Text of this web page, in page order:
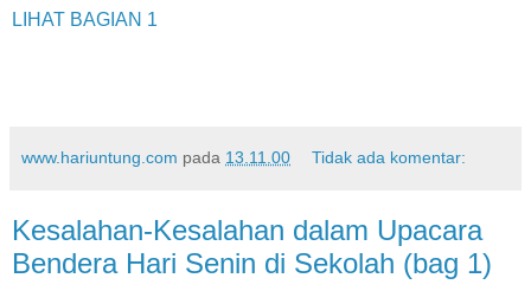
LIHAT BAGIAN 1
www.hariuntung.com pada 13.11.00 Tidak ada komentar:
Kesalahan-Kesalahan dalam Upacara
Bendera Hari Senin di Sekolah (bag 1)